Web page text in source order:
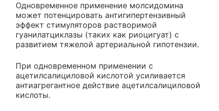
Одновременное применение молсидомина
может потенцировать антигипертензивный
эффект стимуляторов растворимой
гуанилатциклазы (таких как риоцигуат) с
развитием тяжелой артериальной гипотензии.
При одновременном применении с
ацетилсалициловой кислотой усиливается
антиагрегантное действие ацетилсалициловой
кислоты.